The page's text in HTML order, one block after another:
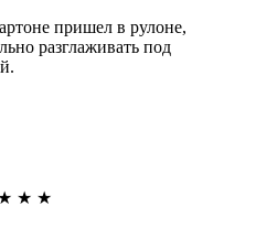
пришел в рулоне,
разглаживать под
★ ★